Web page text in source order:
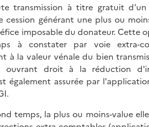
transmission à titre gratuit
cession générant une plus ou
imposable du donateur. Cette
à constater par voie extra-
à la valeur vénale du bien
ouvrant droit à la réduction
également assurée par
temps, la plus ou moins-value